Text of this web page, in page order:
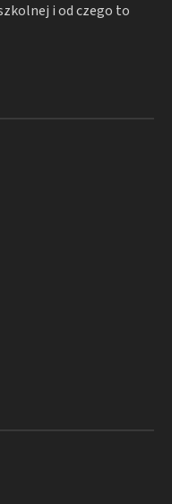
i od czego to